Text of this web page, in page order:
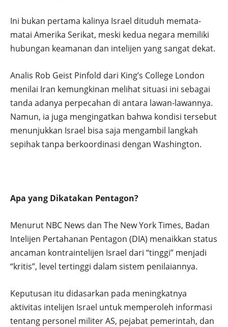
Ini bukan pertama kalinya Israel dituduh memata-
matai Amerika Serikat, meski kedua negara memiliki
hubungan keamanan dan intelijen yang sangat dekat.
Analis Rob Geist Pinfold dari King’s College London
menilai Iran kemungkinan melihat situasi ini sebagai
tanda adanya perpecahan di antara lawan-lawannya.
Namun, ia juga mengingatkan bahwa kondisi tersebut
menunjukkan Israel bisa saja mengambil langkah
sepihak tanpa berkoordinasi dengan Washington.
Apa yang Dikatakan Pentagon?
Menurut NBC News dan The New York Times, Badan
Intelijen Pertahanan Pentagon (DIA) menaikkan status
ancaman kontraintelijen Israel dari “tinggi” menjadi
“kritis”, level tertinggi dalam sistem penilaiannya.
Keputusan itu didasarkan pada meningkatnya
aktivitas intelijen Israel untuk memperoleh informasi
tentang personel militer AS, pejabat pemerintah, dan